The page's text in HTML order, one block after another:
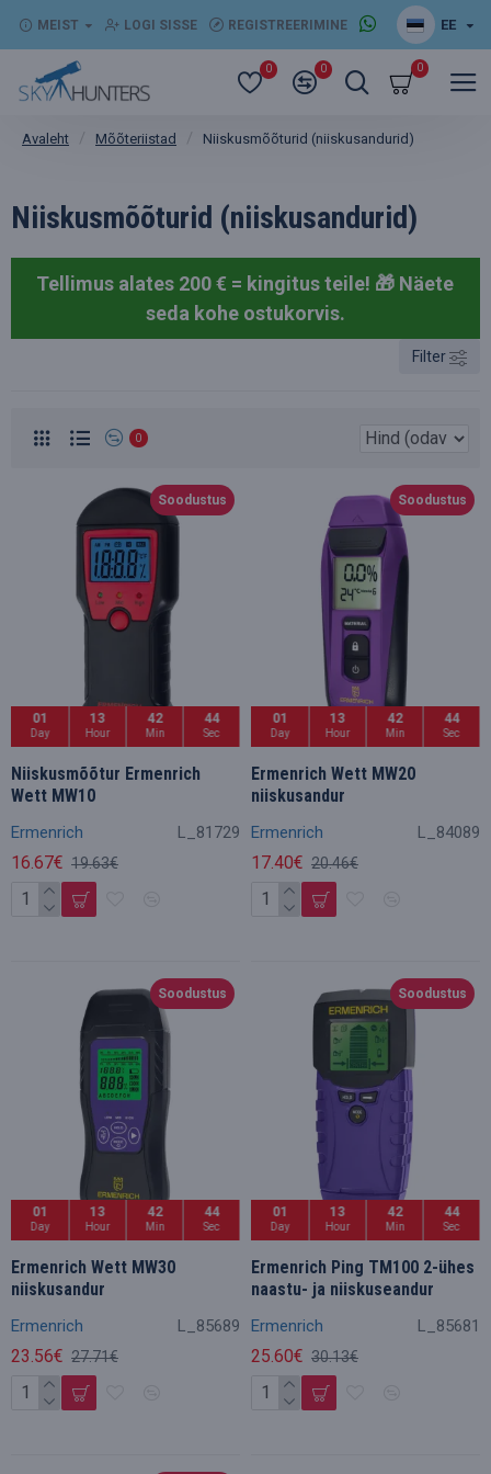
MEIST LOGI SISSE REGISTREERIMINE EE
0 0 0
Avaleht Mõõteriistad Niiskusmõõturid (niiskusandurid)
Niiskusmõõturid (niiskusandurid)
Tellimus alates 200 € = kingitus teile! 🎁 Näete
seda kohe ostukorvis.
Filter
0
Soodustus
01
Day
13
Hour
42
Min
44
Sec
Ermenrich L_81729
Niiskusmõõtur Ermenrich
Wett MW10
16.67€ 19.63€
Soodustus
01
Day
13
Hour
42
Min
44
Sec
Ermenrich L_84089
Ermenrich Wett MW20
niiskusandur
17.40€ 20.46€
Soodustus
01
Day
13
Hour
42
Min
44
Sec
Ermenrich L_85689
Ermenrich Wett MW30
niiskusandur
23.56€ 27.71€
Soodustus
01
Day
13
Hour
42
Min
44
Sec
Ermenrich L_85681
Ermenrich Ping TM100 2-ühes
naastu- ja niiskuseandur
25.60€ 30.13€